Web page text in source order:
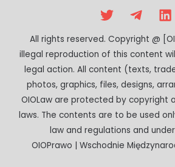
All rights reserved. Copyright @
illegal reproduction of this content
legal action. All content (texts,
photos, graphics, files, designs,
OIOLaw are protected by copyright
laws. The contents are to be used
law and regulations and
OIOPrawo | Wschodnie